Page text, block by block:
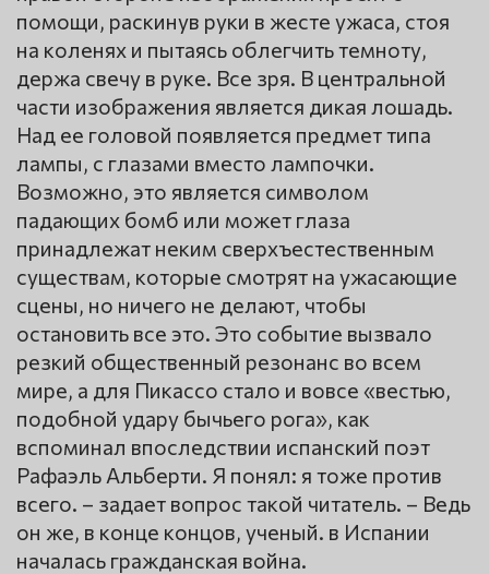
помощи, раскинув руки в жесте ужаса, стоя
на коленях и пытаясь облегчить темноту,
держа свечу в руке. Все зря. В центральной
части изображения является дикая лошадь.
Над ее головой появляется предмет типа
лампы, с глазами вместо лампочки.
Возможно, это является символом
падающих бомб или может глаза
принадлежат неким сверхъестественным
существам, которые смотрят на ужасающие
сцены, но ничего не делают, чтобы
остановить все это. Это событие вызвало
резкий общественный резонанс во всем
мире, а для Пикассо стало и вовсе «вестью,
подобной удару бычьего рога», как
вспоминал впоследствии испанский поэт
Рафаэль Альберти. Я понял: я тоже против
всего. – задает вопрос такой читатель. – Ведь
он же, в конце концов, ученый. в Испании
началась гражданская война.